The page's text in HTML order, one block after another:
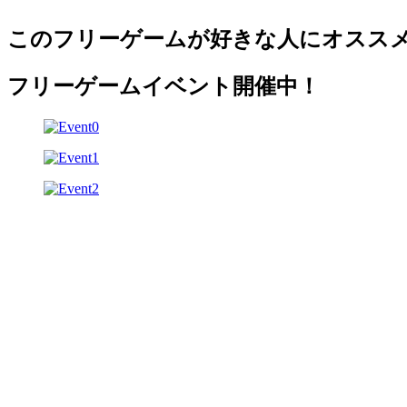
このフリーゲームが好きな人にオスス
フリーゲームイベント開催中！